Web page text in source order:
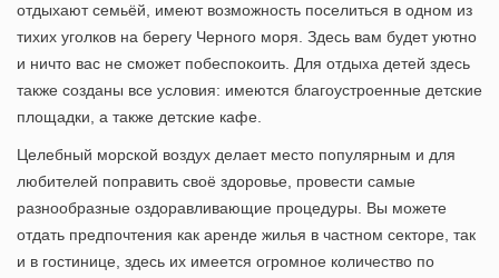
отдыхают семьёй, имеют возможность поселиться в одном из
тихих уголков на берегу Черного моря. Здесь вам будет уютно
и ничто вас не сможет побеспокоить. Для отдыха детей здесь
также созданы все условия: имеются благоустроенные детские
площадки, а также детские кафе.
Целебный морской воздух делает место популярным и для
любителей поправить своё здоровье, провести самые
разнообразные оздоравливающие процедуры. Вы можете
отдать предпочтения как аренде жилья в частном секторе, так
и в гостинице, здесь их имеется огромное количество по